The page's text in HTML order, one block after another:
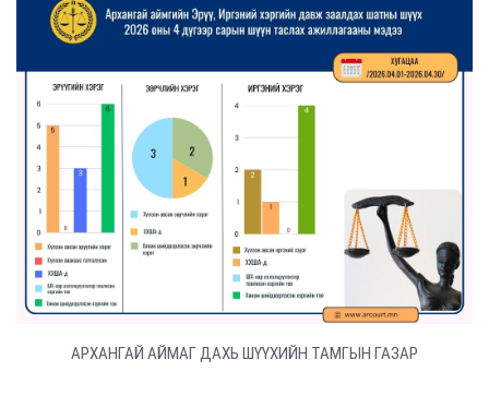
АРХАНГАЙ АЙМАГ ДАХЬ ШҮҮХИЙН ТАМГЫН ГАЗАР